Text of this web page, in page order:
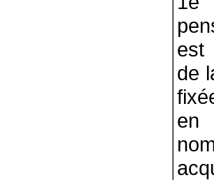
est
de
en